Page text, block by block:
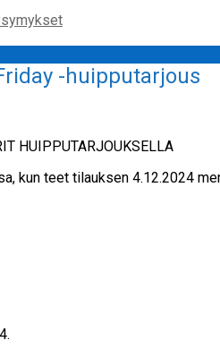
-huipputarjous
HUIPPUTARJOUKSELLA
kun teet tilauksen 4.12.2024